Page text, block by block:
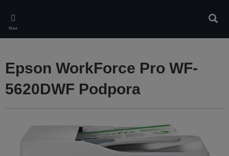
main
content
Meni
Epson WorkForce Pro WF-
5620DWF Podpora